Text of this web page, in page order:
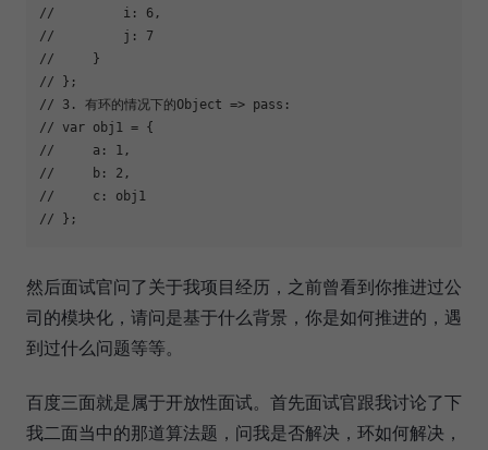
//         i: 6,
//         j: 7
//     }
// };
// 3. 有环的情况下的Object => pass:
// var obj1 = {
//     a: 1,
//     b: 2,
//     c: obj1
// };
然后面试官问了关于我项目经历，之前曾看到你推进过公
司的模块化，请问是基于什么背景，你是如何推进的，遇
到过什么问题等等。
百度三面就是属于开放性面试。首先面试官跟我讨论了下
我二面当中的那道算法题，问我是否解决，环如何解决，